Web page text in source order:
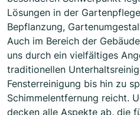
Lösungen in der
Bepflanzung,
Auch im Bereich der
uns durch ein vielfältiges
traditionellen
Fensterreinigung bis hin zu
Schimmelentfernung reicht.
decken alle Aspekte ab, die